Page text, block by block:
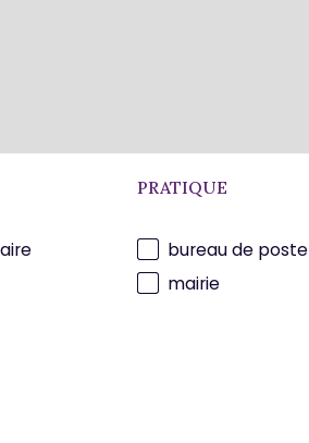
PRATIQUE
bureau de poste
mairie